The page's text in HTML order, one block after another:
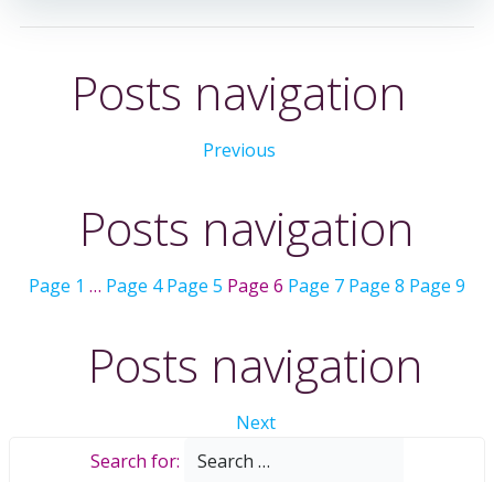
Posts navigation
Previous
Posts navigation
Page 1 … Page 4 Page 5 Page 6 Page 7 Page 8 Page 9
Posts navigation
Next
Search for: